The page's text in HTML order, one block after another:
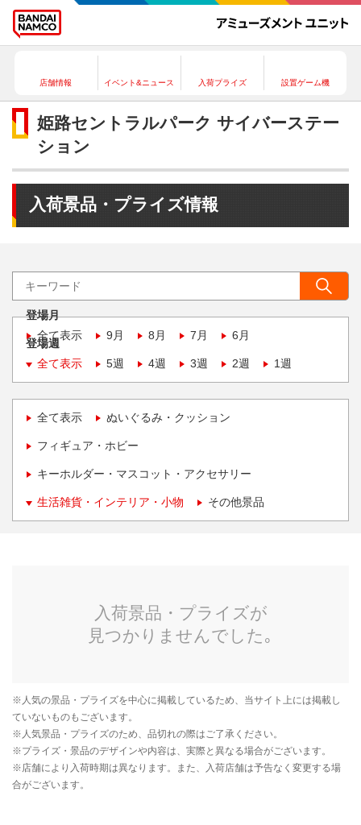
店舗情報 イベント&ニュース 入荷プライズ 設置ゲーム機
姫路セントラルパーク サイバーステー
ション
入荷景品・プライズ情報
登場月
全て表示
9月 8月 7月 6月
登場週
全て表示
5週 4週 3週 2週 1週
全て表示 ぬいぐるみ・クッション
フィギュア・ホビー
キーホルダー・マスコット・アクセサリー
生活雑貨・インテリア・小物 その他景品